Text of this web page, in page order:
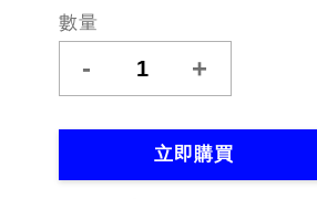
數量
- +
立即購買